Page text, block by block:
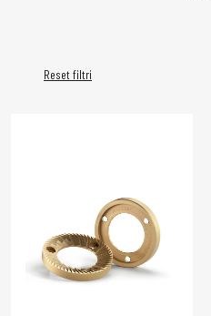
Reset filtri